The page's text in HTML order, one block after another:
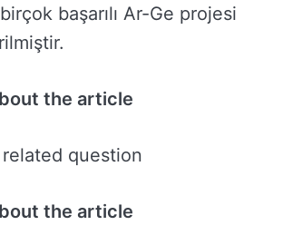
başarılı Ar-Ge projesi
the article
question
the article